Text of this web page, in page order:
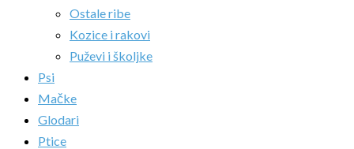
Ostale ribe
Kozice i rakovi
Puževi i školjke
Psi
Mačke
Glodari
Ptice